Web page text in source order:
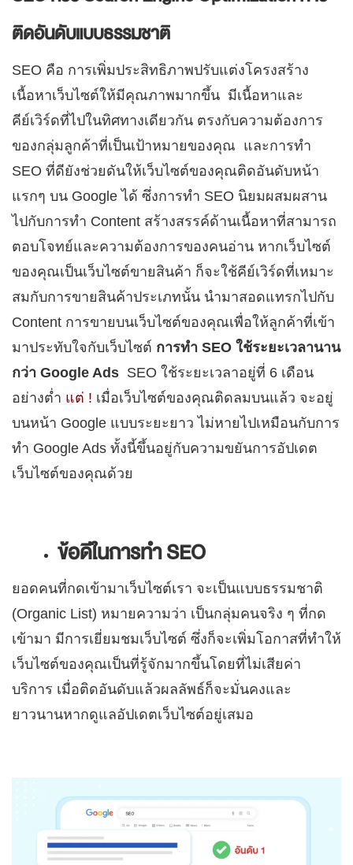
ติดอันดับแบบธรรมชาติ
SEO คือ การเพิ่มประสิทธิภาพปรับแต่งโครงสร้าง
เนื้อหาเว็บไซต์ให้มีคุณภาพมากขึ้น มีเนื้อหาและ
คีย์เวิร์ดที่ไปในทิศทางเดียวกัน ตรงกับความต้องการ
ของกลุ่มลูกค้าที่เป็นเป้าหมายของคุณ และการทำ
SEO ที่ดียังช่วยดันให้เว็บไซต์ของคุณติดอันดับหน้า
แรกๆ บน Google ได้ ซึ่งการทำ SEO นิยมผสมผสาน
ไปกับการทำ Content สร้างสรรค์ด้านเนื้อหาที่สามารถ
ตอบโจทย์และความต้องการของคนอ่าน หากเว็บไซต์
ของคุณเป็นเว็บไซต์ขายสินค้า ก็จะใช้คีย์เวิร์ดที่เหมาะ
สมกับการขายสินค้าประเภทนั้น นำมาสอดแทรกไปกับ
Content การขายบนเว็บไซต์ของคุณเพื่อให้ลูกค้าที่เข้า
มาประทับใจกับเว็บไซต์ การทำ SEO ใช้ระยะเวลานาน
กว่า Google Ads SEO ใช้ระยะเวลาอยู่ที่ 6 เดือน
อย่างต่ำ แต่ ! เมื่อเว็บไซต์ของคุณติดลมบนแล้ว จะอยู่
บนหน้า Google แบบระยะยาว ไม่หายไปเหมือนกับการ
ทำ Google Ads ทั้งนี้ขึ้นอยู่กับความขยันการอัปเดต
เว็บไซต์ของคุณด้วย
ข้อดีในการทำSEO
ยอดคนที่กดเข้ามาเว็บไซต์เรา จะเป็นแบบธรรมชาติ
(Organic List) หมายความว่า เป็นกลุ่มคนจริง ๆ ที่กด
เข้ามา มีการเยี่ยมชมเว็บไซต์ ซึ่งก็จะเพิ่มโอกาสที่ทำให้
เว็บไซต์ของคุณเป็นที่รู้จักมากขึ้นโดยที่ไม่เสียค่า
บริการ เมื่อติดอันดับแล้วผลลัพธ์ก็จะมั่นคงและ
ยาวนานหากดูแลอัปเดตเว็บไซต์อยู่เสมอ